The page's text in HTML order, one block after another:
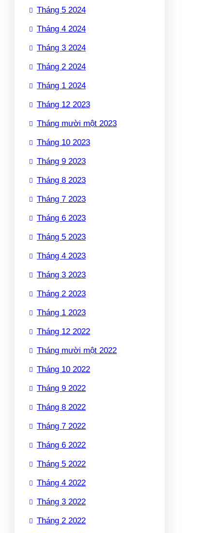
Tháng 5 2024
Tháng 4 2024
Tháng 3 2024
Tháng 2 2024
Tháng 1 2024
Tháng 12 2023
Tháng mười một 2023
Tháng 10 2023
Tháng 9 2023
Tháng 8 2023
Tháng 7 2023
Tháng 6 2023
Tháng 5 2023
Tháng 4 2023
Tháng 3 2023
Tháng 2 2023
Tháng 1 2023
Tháng 12 2022
Tháng mười một 2022
Tháng 10 2022
Tháng 9 2022
Tháng 8 2022
Tháng 7 2022
Tháng 6 2022
Tháng 5 2022
Tháng 4 2022
Tháng 3 2022
Tháng 2 2022